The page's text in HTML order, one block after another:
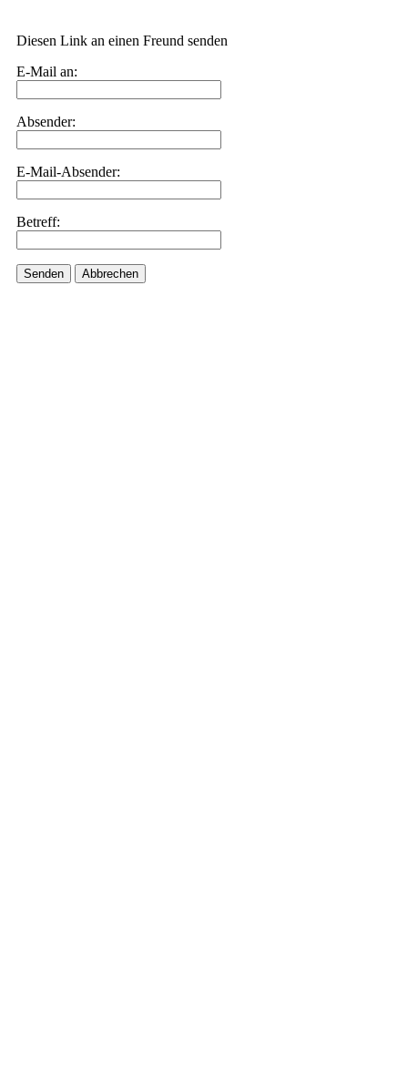
Diesen Link an einen Freund senden
E-Mail an:
Absender:
E-Mail-Absender:
Betreff:
Senden Abbrechen